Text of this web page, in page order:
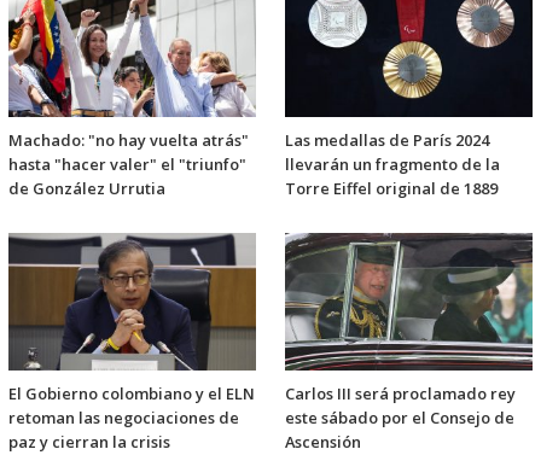
Machado: "no hay vuelta atrás"
hasta "hacer valer" el "triunfo"
de González Urrutia
Las medallas de París 2024
llevarán un fragmento de la
Torre Eiffel original de 1889
El Gobierno colombiano y el ELN
retoman las negociaciones de
paz y cierran la crisis
Carlos III será proclamado rey
este sábado por el Consejo de
Ascensión